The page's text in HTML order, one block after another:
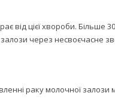
від цієї хвороби. Більше
через несвоєчасне
раку молочної залози